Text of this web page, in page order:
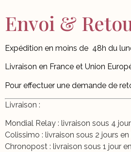
Envoi &
Expédition en moins de 48h du
Livraison en France et Union
Pour effectuer une demande de
Livraison :
Mondial Relay : livraison sous 4
Colissimo : livraison sous 2 jours en
Chronopost : livraison sous 1 jour